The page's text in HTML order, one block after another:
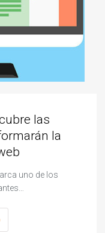
las
la
uno de los